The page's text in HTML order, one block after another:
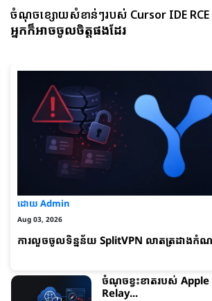
ចំណុចខ្សោយសំខាន់ៗរបស់ Cursor IDE RCE
អ្នកក៏អាចចូលចិត្តផងដែរ
ដោយ Admin
Aug 03, 2026
ការលួចចូលទិន្នន័យ SplitVPN លាតត្រដាងកំណ
ចំណុចខ្វះខាត​របស់
Relay...